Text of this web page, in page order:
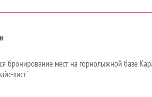
бронирование мест на горнолыжной базе
лист"